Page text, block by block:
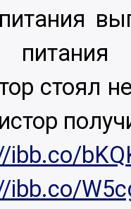
питания
стоял
ibb.co/
ibb.co/